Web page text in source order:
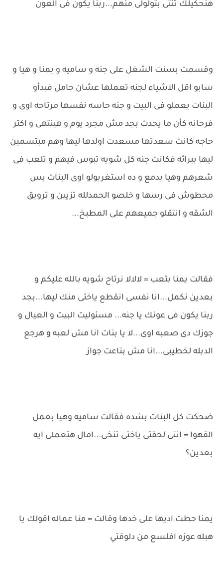
هنحكيلك تنتى بتولولى منهم...ربنا يكون فى العون
وقسمت بسنت الشغل على جنه و ساميه و يمنا و هيا و
سابو اقل الاشياء لجنه تعملها عشان حامل فبدأو
البنات يعملو فى البيت و جنه حاسه نفسها مرتاحه اوى و
فرحانه كأن ما يحدث بجد مش مجرد يوم و هينتهى و اكتر
حاجه كانت سعدتها مسعدت اولدها ليها وهم مبتسمين
ليها ببرائه فكانت جنه كل شويه تبوس فيهم و تلعب فى
شعرهم وهيا بدمع و ده استغربولو اوى البنات بس
محطوش فى رسها و خلصو الحمدلله تزيين و ترويق
الشقه و انتقلو جميعهم على المطبخ...
فقالت يمنا بتعب = لالالا نرتاح شويه بالله عليكم و
بعدين نكمل...انا نفسى انقطع ياختى منك ليها...بجد
ربنا يكون فى عونك يا جنه... مسئوليت البيت و العيال و
جوزك دى صعبه اوى...لا يا بنات انا مش لعبه و هرجع
الدبله لخطيبى...انا مش بتاعت جواز
ضحكت كل البنات بشده فقالت ساميه وهيا بعمل
القهوا = انتى لحقتى ياختى تنخى...امال هتعملى ايه
بعدين؟
يمنا حطت اديها على خدها وقالت = منا عماله اقولك يا
هبله عوزه افلسع من دلوقتي